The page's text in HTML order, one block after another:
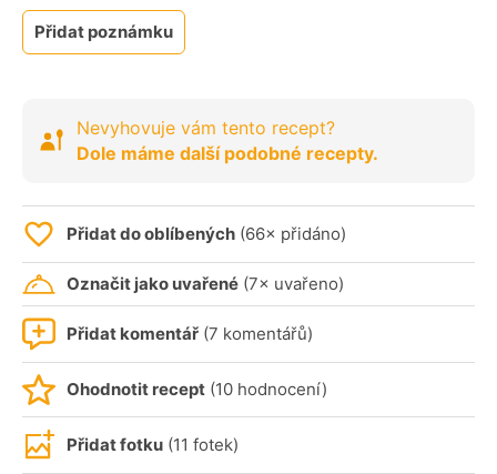
Přidat poznámku
Nevyhovuje vám tento recept?
Dole máme další podobné recepty.
Přidat do oblíbených (66× přidáno)
Označit jako uvařené (7× uvařeno)
Přidat komentář (7 komentářů)
Ohodnotit recept (10 hodnocení)
Přidat fotku (11 fotek)